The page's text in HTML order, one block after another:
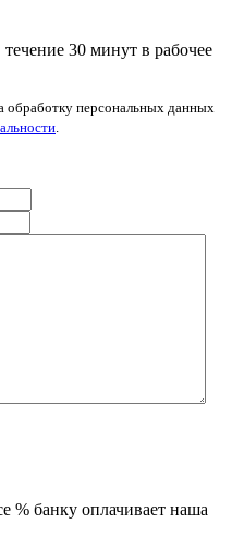
30 минут в рабочее
обработку персональных данных
% банку оплачивает наша